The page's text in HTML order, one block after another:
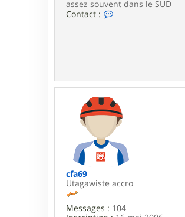
assez souvent dans le SUD
Contact :
e
r
u
i
d
i
7
6
cfa69
Utagawiste accro
Messages : 104